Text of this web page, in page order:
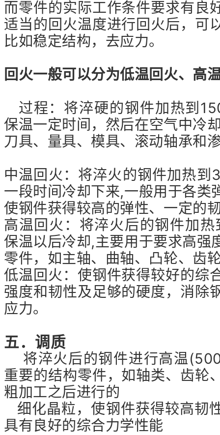
而零件的实际工作条件要求有良
适当的回火温度进行回火后，可
比如稳定结构，去应力。
回火一般可以分为低温回火、高
过程：将淬硬的钢件加热到
保温一定时间，然后在空气中冷
刀具、量具、模具、滚动轴承和
中温回火：将淬火的钢件加热
一段时间冷却下来,一般用于各类
使钢件获得较高的弹性、一定的
高温回火：将淬火后的钢件加
保温以后冷却,主要用于要求高强
零件，如主轴、曲轴、凸轮、齿
低温回火：使钢件获得较好的综
强度和韧性及足够的硬度，消除
应力。
五．调质
将淬火后的钢件进行高温
重要的结构零件，如轴类、齿轮
粗加工之后进行的
细化晶粒，使钢件获得较高韧
具有良好的综合力学性能